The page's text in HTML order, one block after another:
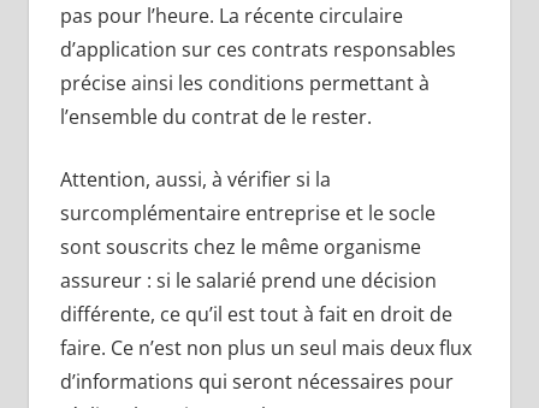
pas pour l’heure. La récente circulaire
d’application sur ces contrats responsables
précise ainsi les conditions permettant à
l’ensemble du contrat de le rester.
Attention, aussi, à vérifier si la
surcomplémentaire entreprise et le socle
sont souscrits chez le même organisme
assureur : si le salarié prend une décision
différente, ce qu’il est tout à fait en droit de
faire. Ce n’est non plus un seul mais deux flux
d’informations qui seront nécessaires pour